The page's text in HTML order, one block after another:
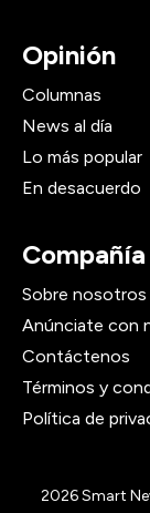
Opinión
Columnas
News al día
Lo más popular
En desacuerdo
Compañía
Sobre nosotros
Anúnciate con
Contáctenos
Términos y
Política de
2026Smart